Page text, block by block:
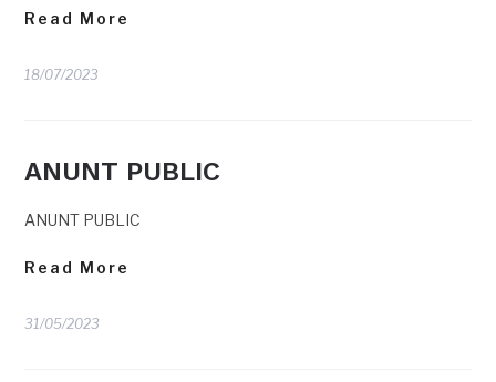
Read More
18/07/2023
ANUNT PUBLIC
ANUNT PUBLIC
Read More
31/05/2023